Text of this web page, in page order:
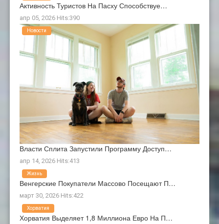
Активность Туристов На Пасху Способствуе…
апр 05, 2026 Hits:390
Власти Сплита Запустили Программу Доступ…
апр 14, 2026 Hits:413
Новости
Венгерские Покупатели Массово Посещают П…
март 30, 2026 Hits:422
Жизнь
Хорватия Выделяет 1,8 Миллиона Евро На П…
Хорватия